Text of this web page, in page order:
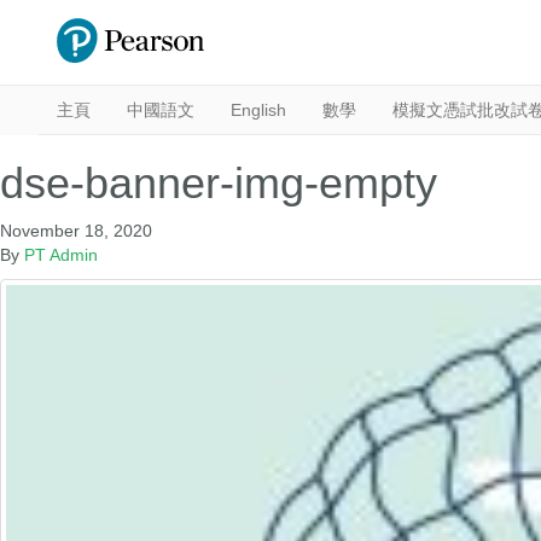
主頁 中國語文 English 數學 模擬文憑試批改試
dse-banner-img-empty
November 18, 2020
By PT Admin